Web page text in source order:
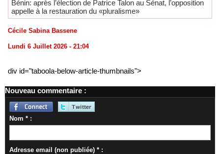
Bénin: après l’élection de Patrice Talon au Sénat, l’opposition
appelle à la restauration du «pluralisme»
Cécile Sabina Bassene
Lundi 6 Juillet 2026 - 21:04
div id="taboola-below-article-thumbnails">
Nouveau commentaire :
Nom * :
Adresse email (non publiée) * :